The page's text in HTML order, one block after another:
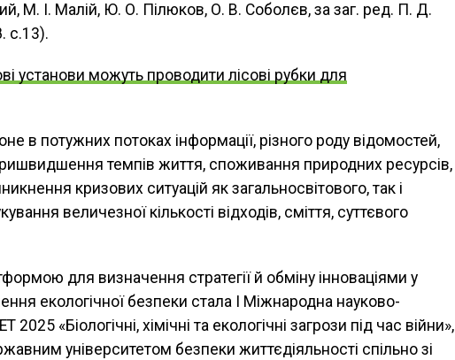
М. І. Малій, Ю. О. Пілюков, О. В. Соболєв, за заг. ред. П. Д.
с.13).
установи можуть проводити лісові рубки для
в потужних потоках інформації, різного роду відомостей,
темпів життя, споживання природних ресурсів,
кризових ситуацій як загальносвітового, так і
величезної кількості відходів, сміття, суттєвого
для визначення стратегії й обміну інноваціями у
екологічної безпеки стала І Міжнародна науково-
«Біологічні, хімічні та екологічні загрози під час війни»,
університетом безпеки життєдіяльності спільно зі